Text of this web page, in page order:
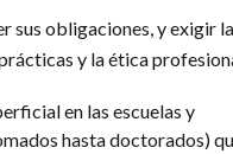
sus obligaciones, y exigir
y la ética
en las escuelas y
hasta doctorados)